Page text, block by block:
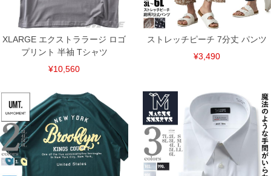
出荷まで約1週間～20日間程お時間を頂く場合がございます。
尚、裾上げした商品は返品・交換不可となりますので、予めご了承下さい。
一部、お直しに対応出来ない商品がございます。(例：裾にファスナーや調節ひもが付
※商品によって若干のサイズの誤差がございます。また、お客様がご使用の環境（コ
ンピュータ画面）によって、商品の色味が若干異なる場合がございます。予めご了承
す。そのようなことがない様最大限に努めておりますが、もしあった場合速やかにご
連絡させて頂きますので予めご了承ください。
ITEM INTRODUCTION
XLARGE エクストララージ ロゴ
プリント 半袖 Tシャツ
¥10,560
ストレッチピーチ 7分丈 パンツ
¥3,490